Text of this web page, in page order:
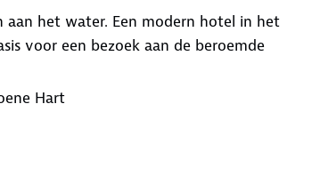
aan het water. Een modern hotel in het
voor een bezoek aan de beroemde
Hart